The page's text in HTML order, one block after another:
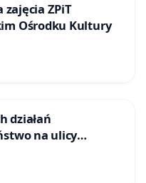
zajęcia ZPiT
Ośrodku Kultury
działań
na ulicy